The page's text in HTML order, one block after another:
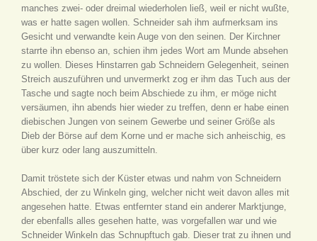
manches zwei- oder dreimal wiederholen ließ, weil er nicht wußte,
was er hatte sagen wollen. Schneider sah ihm aufmerksam ins
Gesicht und verwandte kein Auge von den seinen. Der Kirchner
starrte ihn ebenso an, schien ihm jedes Wort am Munde absehen
zu wollen. Dieses Hinstarren gab Schneidern Gelegenheit, seinen
Streich auszuführen und unvermerkt zog er ihm das Tuch aus der
Tasche und sagte noch beim Abschiede zu ihm, er möge nicht
versäumen, ihn abends hier wieder zu treffen, denn er habe einen
diebischen Jungen von seinem Gewerbe und seiner Größe als
Dieb der Börse auf dem Korne und er mache sich anheischig, es
über kurz oder lang auszumitteln.
Damit tröstete sich der Küster etwas und nahm von Schneidern
Abschied, der zu Winkeln ging, welcher nicht weit davon alles mit
angesehen hatte. Etwas entfernter stand ein anderer Marktjunge,
der ebenfalls alles gesehen hatte, was vorgefallen war und wie
Schneider Winkeln das Schnupftuch gab. Dieser trat zu ihnen und